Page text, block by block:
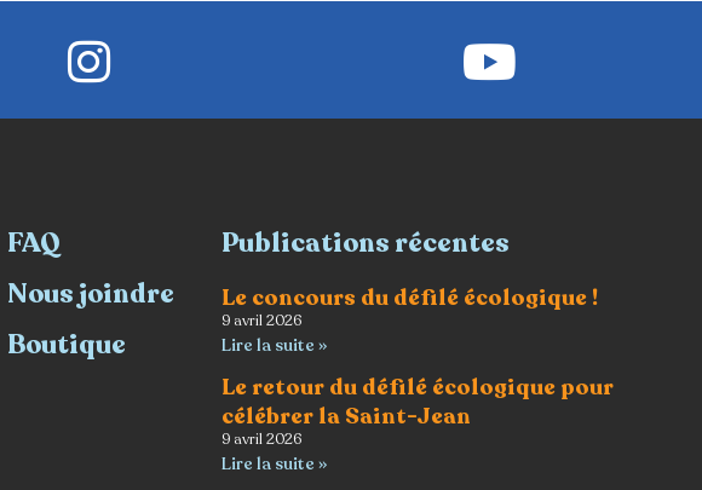
FAQ
Nous joindre
Boutique
Publications récentes
Le concours du défilé écologique !
9 avril 2026
Lire la suite »
Le retour du défilé écologique pour
célébrer la Saint-Jean
9 avril 2026
Lire la suite »